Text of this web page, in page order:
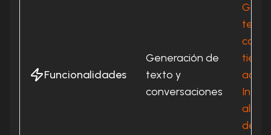
Funcionalidades
Generación de
texto y
conversaciones
texto,
de